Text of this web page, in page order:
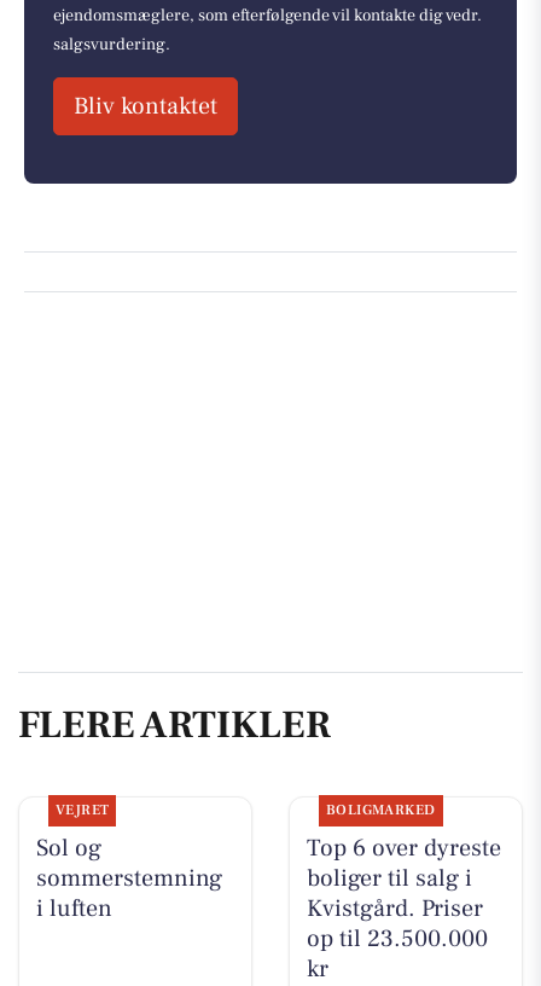
ejendomsmæglere, som efterfølgende vil kontakte dig vedr.
salgsvurdering.
Bliv kontaktet
FLERE ARTIKLER
VEJRET
Sol og
sommerstemning
i luften
BOLIGMARKED
Top 6 over dyreste
boliger til salg i
Kvistgård. Priser
op til 23.500.000
kr